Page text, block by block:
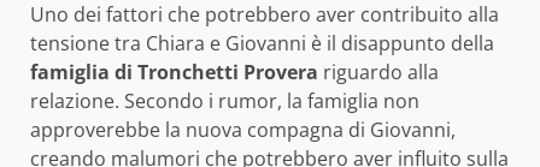
Uno dei fattori che potrebbero aver contribuito alla
tensione tra Chiara e Giovanni è il disappunto della
famiglia di Tronchetti Provera riguardo alla
relazione. Secondo i rumor, la famiglia non
approverebbe la nuova compagna di Giovanni,
creando malumori che potrebbero aver influito sulla